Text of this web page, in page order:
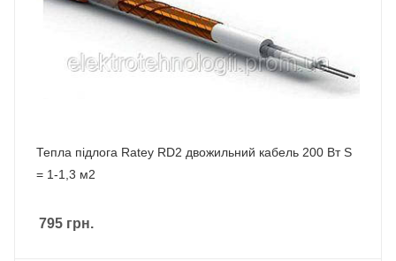
Тепла підлога Ratey RD2 двожильний кабель 200 Вт S
= 1-1,3 м2
795 грн.